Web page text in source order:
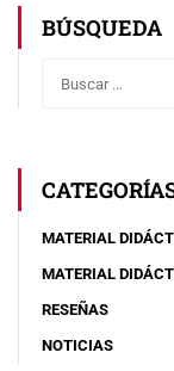
BÚSQUEDA
MATERIAL
MATERIAL
RESEÑAS
NOTICIAS